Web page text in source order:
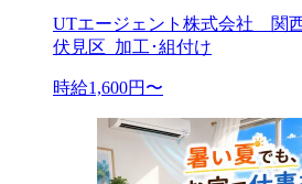
UTエージェント株式会社 関
伏見区_加工･組付け
時給1,600円〜